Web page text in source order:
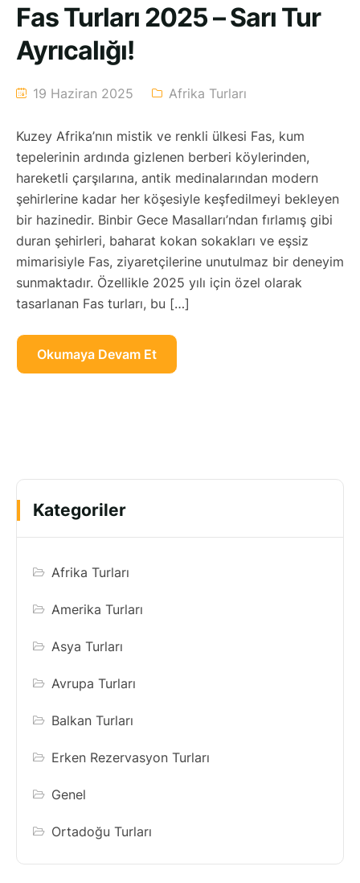
Fas Turları 2025 – Sarı Tur
Ayrıcalığı!
19 Haziran 2025 Afrika Turları
Kuzey Afrika’nın mistik ve renkli ülkesi Fas, kum
tepelerinin ardında gizlenen berberi köylerinden,
hareketli çarşılarına, antik medinalarından modern
şehirlerine kadar her köşesiyle keşfedilmeyi bekleyen
bir hazinedir. Binbir Gece Masalları’ndan fırlamış gibi
duran şehirleri, baharat kokan sokakları ve eşsiz
mimarisiyle Fas, ziyaretçilerine unutulmaz bir deneyim
sunmaktadır. Özellikle 2025 yılı için özel olarak
tasarlanan Fas turları, bu […]
Okumaya Devam Et
Kategoriler
Afrika Turları
Amerika Turları
Asya Turları
Avrupa Turları
Balkan Turları
Erken Rezervasyon Turları
Genel
Ortadoğu Turları